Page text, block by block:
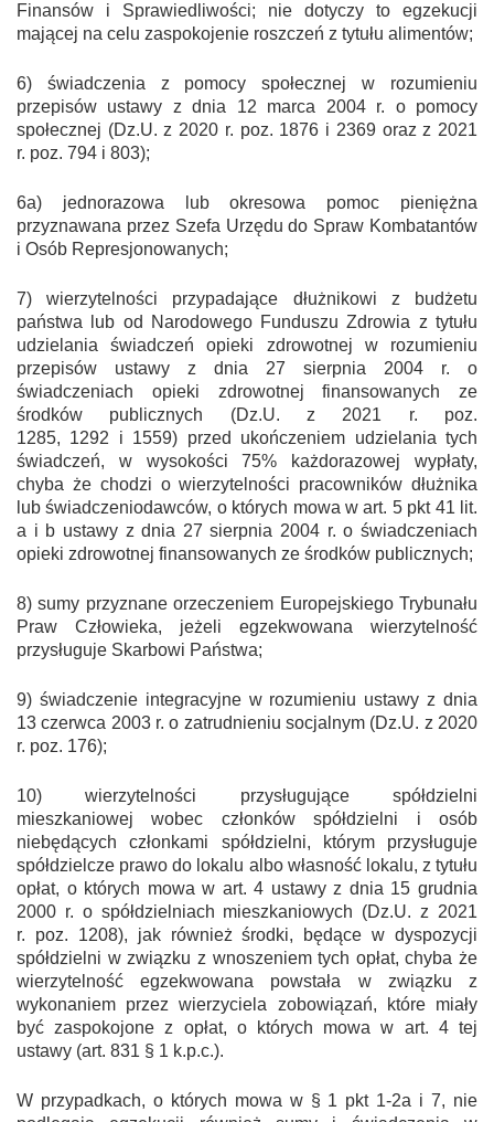
Finansów i Sprawiedliwości; nie dotyczy to egzekucji
mającej na celu zaspokojenie roszczeń z tytułu alimentów;
6) świadczenia z pomocy społecznej w rozumieniu
przepisów ustawy z dnia 12 marca 2004 r. o pomocy
społecznej (Dz.U. z 2020 r. poz. 1876 i 2369 oraz z 2021
r. poz. 794 i 803);
6a) jednorazowa lub okresowa pomoc pieniężna
przyznawana przez Szefa Urzędu do Spraw Kombatantów
i Osób Represjonowanych;
7) wierzytelności przypadające dłużnikowi z budżetu
państwa lub od Narodowego Funduszu Zdrowia z tytułu
udzielania świadczeń opieki zdrowotnej w rozumieniu
przepisów ustawy z dnia 27 sierpnia 2004 r. o
świadczeniach opieki zdrowotnej finansowanych ze
środków publicznych (Dz.U. z 2021 r. poz.
1285, 1292 i 1559) przed ukończeniem udzielania tych
świadczeń, w wysokości 75% każdorazowej wypłaty,
chyba że chodzi o wierzytelności pracowników dłużnika
lub świadczeniodawców, o których mowa w art. 5 pkt 41 lit.
a i b ustawy z dnia 27 sierpnia 2004 r. o świadczeniach
opieki zdrowotnej finansowanych ze środków publicznych;
8) sumy przyznane orzeczeniem Europejskiego Trybunału
Praw Człowieka, jeżeli egzekwowana wierzytelność
przysługuje Skarbowi Państwa;
9) świadczenie integracyjne w rozumieniu ustawy z dnia
13 czerwca 2003 r. o zatrudnieniu socjalnym (Dz.U. z 2020
r. poz. 176);
10) wierzytelności przysługujące spółdzielni
mieszkaniowej wobec członków spółdzielni i osób
niebędących członkami spółdzielni, którym przysługuje
spółdzielcze prawo do lokalu albo własność lokalu, z tytułu
opłat, o których mowa w art. 4 ustawy z dnia 15 grudnia
2000 r. o spółdzielniach mieszkaniowych (Dz.U. z 2021
r. poz. 1208), jak również środki, będące w dyspozycji
spółdzielni w związku z wnoszeniem tych opłat, chyba że
wierzytelność egzekwowana powstała w związku z
wykonaniem przez wierzyciela zobowiązań, które miały
być zaspokojone z opłat, o których mowa w art. 4 tej
ustawy (art. 831 § 1 k.p.c.).
W przypadkach, o których mowa w § 1 pkt 1-2a i 7, nie